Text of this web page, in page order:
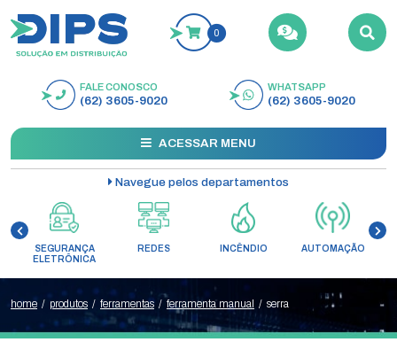
0
BUSCAR
FALE CONOSCO
(62) 3605-9020
WHATSAPP
(62) 3605-9020
ACESSAR MENU
Navegue pelos departamentos
SEGURANÇA
ELETRÔNICA
REDES INCÊNDIO AUTOMAÇÃO
home / produtos / ferramentas / ferramenta manual / serra